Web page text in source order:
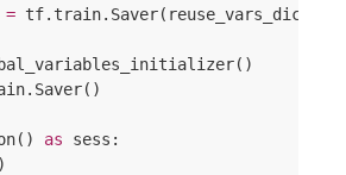
= tf.train.Saver(reuse_vars_dict)
as sess: